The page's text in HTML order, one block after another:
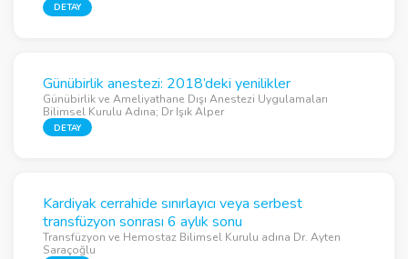
DETAY
Günübirlik anestezi: 2018’deki yenilikler
Günübirlik ve Ameliyathane Dışı Anestezi Uygulamaları
Bilimsel Kurulu Adına; Dr Işık Alper
DETAY
Kardiyak cerrahide sınırlayıcı veya serbest
transfüzyon sonrası 6 aylık sonu
Transfüzyon ve Hemostaz Bilimsel Kurulu adına Dr. Ayten
Saraçoğlu